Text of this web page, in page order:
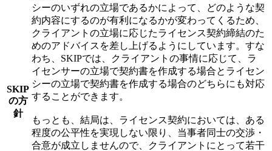
SKIP
の方
針
シーのいずれの立場であるかによって、どのような契
約内容にするのが有利になるかが変わってくるため、
クライアントの立場に応じたライセンス契約締結のた
めのアドバイスを差し上げるようにしています。すな
わち、SKIPでは、クライアントの事情に応じて、ラ
イセンサーの立場で契約書を作成する場合とライセン
シーの立場で契約書を作成する場合のどちらにも対応
することができます。
もっとも、結局は、ライセンス契約においては、ある
程度の公平性を実現しない限り、当事者同士の交渉・
合意が成立しませんので、クライアントにとって若干